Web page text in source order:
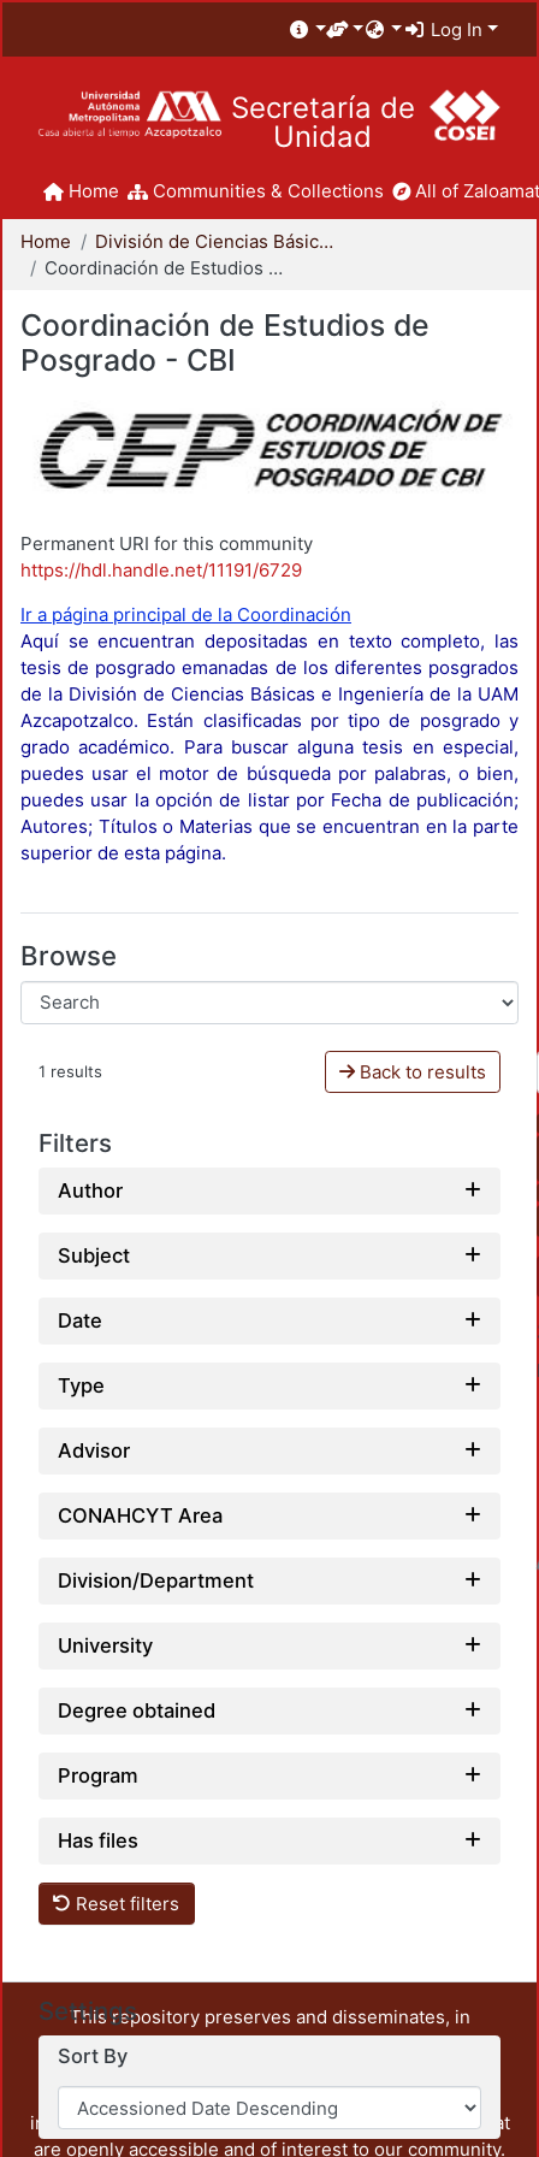
Log In
Secretaría de
Unidad
Home Communities & Collections All of
Home
División de Ciencias Básicas e Ingeniería
Coordinación de Estudios de Posgrado - CBI
Coordinación de Estudios de
Posgrado - CBI
Permanent URI for this community
https://hdl.handle.net/11191/6729
Ir a página principal de la Coordinación
Aquí se encuentran depositadas en texto completo, las
tesis de posgrado emanadas de los diferentes posgrados
de la División de Ciencias Básicas e Ingeniería de la UAM
Azcapotzalco. Están clasificadas por tipo de posgrado y
grado académico. Para buscar alguna tesis en especial,
puedes usar el motor de búsqueda por palabras, o bien,
puedes usar la opción de listar por Fecha de publicación;
Autores; Títulos o Materias que se encuentran en la parte
superior de esta página.
Browse
1 results Back to results
Filters
Author
Subject
Date
Type
Advisor
CONAHCYT Area
Division/Department
University
Degree obtained
Program
Has files
Reset filters
Settings
Sort By
This repository preserves and disseminates, in
unrestricted open access, the teaching and research
output of UAM Azcapotzalco. It also includes some
administrative and graphic documents from the
institution, as well as content from other institutions that
are openly accessible and of interest to our community.